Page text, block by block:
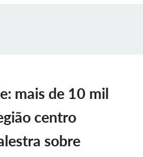
mais de 10 mil
centro
sobre